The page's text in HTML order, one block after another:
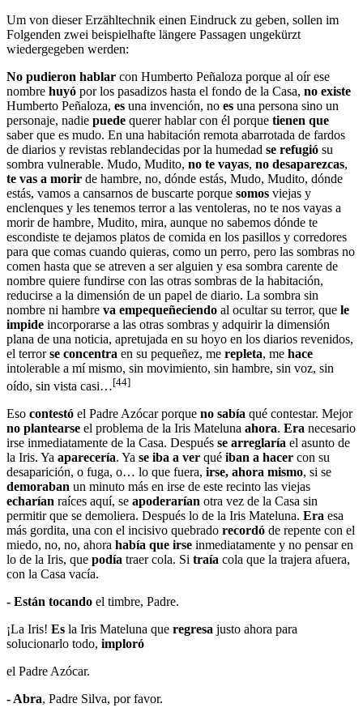
Um von dieser Erzähltechnik einen Eindruck zu geben, sollen im
Folgenden zwei beispielhafte längere Passagen ungekürzt
wiedergegeben werden:
No pudieron hablar con Humberto Peñaloza porque al oír ese
nombre huyó por los pasadizos hasta el fondo de la Casa, no existe
Humberto Peñaloza, es una invención, no es una persona sino un
personaje, nadie puede querer hablar con él porque tienen que
saber que es mudo. En una habitación remota abarrotada de fardos
de diarios y revistas reblandecidas por la humedad se refugió su
sombra vulnerable. Mudo, Mudito, no te vayas, no desaparezcas,
te vas a morir de hambre, no, dónde estás, Mudo, Mudito, dónde
estás, vamos a cansarnos de buscarte porque somos viejas y
enclenques y les tenemos terror a las ventoleras, no te nos vayas a
morir de hambre, Mudito, mira, aunque no sabemos dónde te
escondiste te dejamos platos de comida en los pasillos y corredores
para que comas cuando quieras, como un perro, pero las sombras no
comen hasta que se atreven a ser alguien y esa sombra carente de
nombre quiere fundirse con las otras sombras de la habitación,
reducirse a la dimensión de un papel de diario. La sombra sin
nombre ni hambre va empequeñeciendo al ocultar su terror, que le
impide incorporarse a las otras sombras y adquirir la dimensión
plana de una noticia, apretujada en su hoyo en los diarios revenidos,
el terrorse concentra en su pequeñez, me repleta, me hace
intolerable a mí mismo, sin movimiento, sin hambre, sin voz, sin
oído, sin vista casi…[44]
Eso contestó el Padre Azócar porque no sabía qué contestar. Mejor
no plantearse el problema de la Iris Mateluna ahora. Era necesario
irse inmediatamente de la Casa. Después se arreglaría el asunto de
la Iris. Ya aparecería. Ya se iba a ver qué iban a hacer con su
desaparición, o fuga, o… lo que fuera, irse, ahora mismo, si se
demoraban un minuto más en irse de este recinto las viejas
echarían raíces aquí, se apoderarían otra vez de la Casa sin
permitir que se demoliera. Después lo de la Iris Mateluna. Era esa
más gordita, una con el incisivo quebrado recordó de repente con el
miedo, no, no, ahora había que irse inmediatamente y no pensar en
lo de la Iris, que podía traer cola. Si traía cola que la trajera afuera,
con la Casa vacía.
- Están tocando el timbre, Padre.
¡La Iris! Es la Iris Mateluna que regresa justo ahora para
solucionarlo todo, imploró
el Padre Azócar.
- Abra, Padre Silva, por favor.